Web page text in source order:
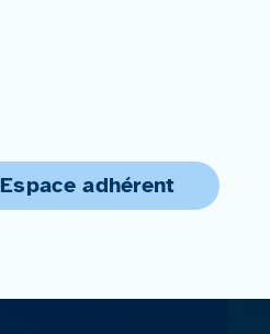
Espace adhérent